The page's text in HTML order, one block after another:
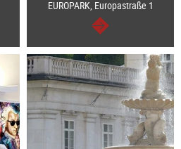
EUROPARK, Europastraße 1
continue